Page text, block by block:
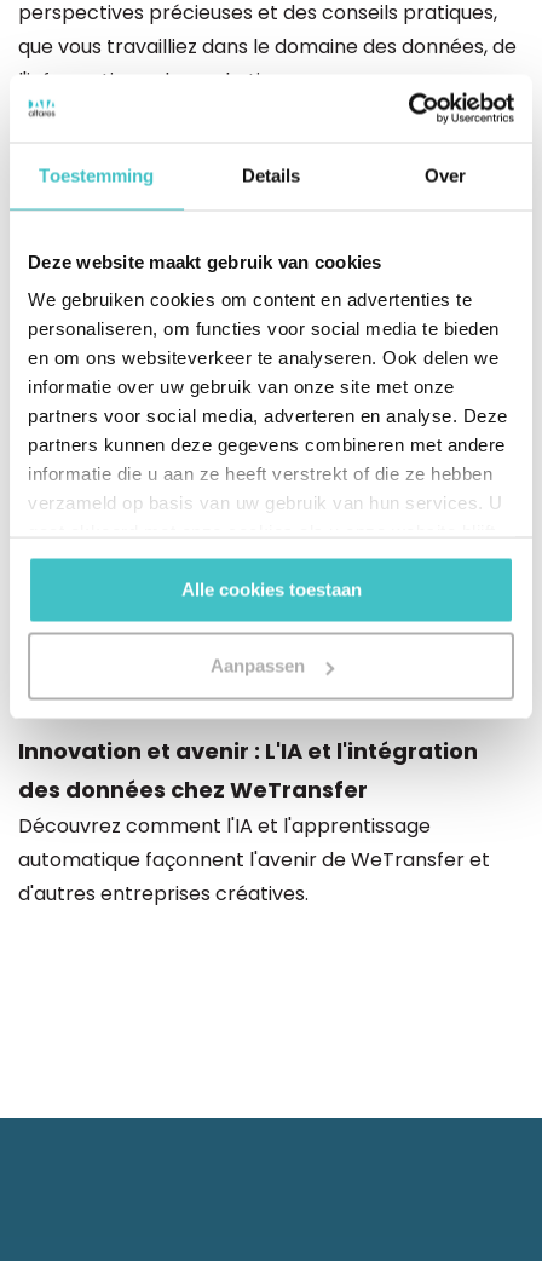
Toestemming Details Over
Deze website maakt gebruik van cookies
We gebruiken cookies om content en advertenties te
personaliseren, om functies voor social media te bieden
en om ons websiteverkeer te analyseren. Ook delen we
informatie over uw gebruik van onze site met onze
partners voor social media, adverteren en analyse. Deze
partners kunnen deze gegevens combineren met andere
informatie die u aan ze heeft verstrekt of die ze hebben
verzameld op basis van uw gebruik van hun services. U
gebruiken.
Alle cookies toestaan
Aanpassen
perspectives précieuses et des conseils pratiques,
que vous travailliez dans le domaine des données, de
l'informatique, du marketing ou que vous soyez
simplement intéressé par l'avenir des données et de
données peuvent faire pour votre entreprise.
L'impact de la stratégie des données :
Comment WeTransfer a transformé les
systèmes de données
Découvrez comment WeTransfer est passé de
systèmes de données désordonnés à des processus
efficaces.
L'importance du nettoyage des données :
Découvrez pourquoi le nettoyage des données est
essentiel pour toute entreprise et comment
Innovation et avenir : L'IA et l'intégration
des données chez WeTransfer
Découvrez comment l'IA et l'apprentissage
automatique façonnent l'avenir de WeTransfer et
d'autres entreprises créatives.